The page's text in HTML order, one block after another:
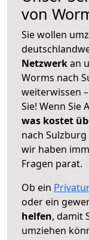
von
Sie wollen
Netzwerkan
Worms nach
weiterwissen
Sie! Wenn Sie
was kostet
nach
wir haben
Fragen parat.
Ob ein
oder ein
helfen, damit
umziehen